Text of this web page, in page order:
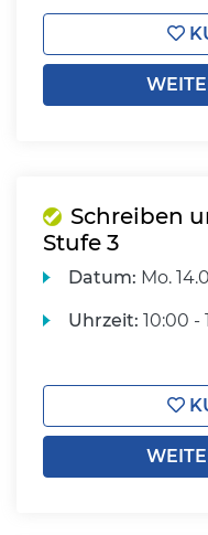
Schreiben
Stufe 3
Datum: Mo.
Uhrzeit: 10:00 -